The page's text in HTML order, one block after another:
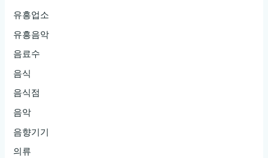
유흥업소
유흥음악
음료수
음식
음식점
음악
음향기기
의류